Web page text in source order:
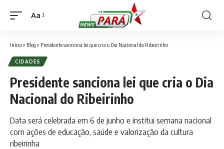
Font
Aa
Início» Blog » Presidente sanciona lei que cria o Dia Nacional do Ribeirinho
CIDADES
Presidente sanciona lei que cria o Dia
Nacional do Ribeirinho
Data será celebrada em 6 de junho e institui semana nacional
com ações de educação, saúde e valorização da cultura
ribeirinha